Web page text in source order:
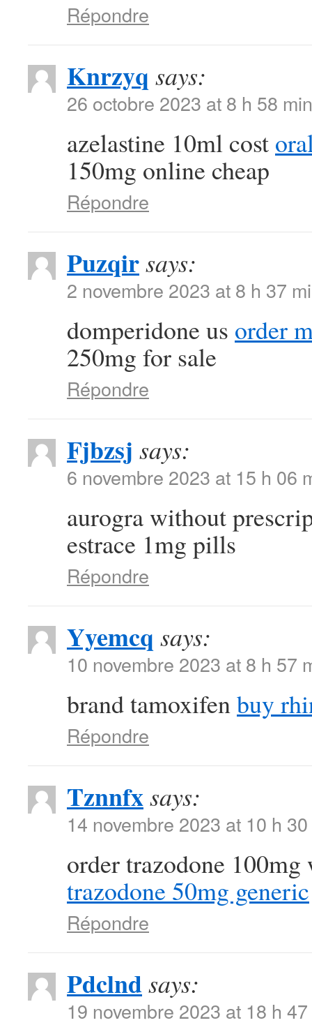
Répondre
Knrzyq says:
26 octobre 2023 at 8 h 58 min
azelastine 10ml cost
150mg online cheap
Répondre
Puzqirsays:
2 novembre 2023 at 8 h 37
domperidone us order
250mg for sale
Répondre
Fjbzsj says:
6 novembre 2023 at 15 h 06
aurogra without
estrace 1mg pills
Répondre
Yyemcq says:
10 novembre 2023 at 8 h 57
brand tamoxifenbuy
Répondre
Tznnfxsays:
14 novembre 2023 at 10 h
order trazodone
trazodone 50mg generic
Répondre
Pdclndsays:
19 novembre 2023 at 18 h